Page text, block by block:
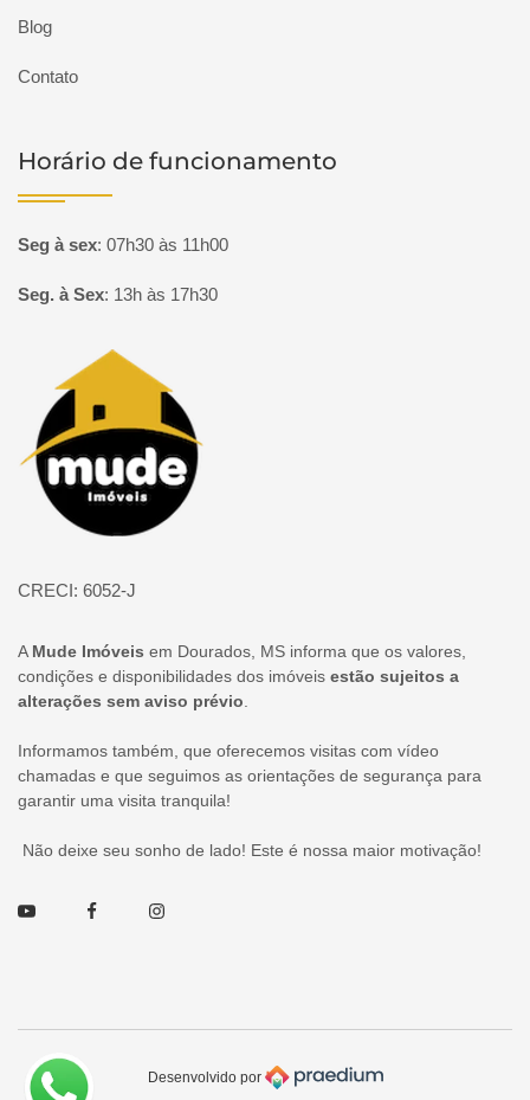
Blog
Contato
Horário de funcionamento
Seg à sex: 07h30 às 11h00
Seg. à Sex: 13h às 17h30
Página inicial
CRECI: 6052-J
A Mude Imóveis em Dourados, MS informa que os valores,
condições e disponibilidades dos imóveis estão sujeitos a
alterações sem aviso prévio
Informamos também, que oferecemos visitas com vídeo
chamadas e que seguimos as orientações de segurança para
garantir uma visita tranquila!
Não deixe seu sonho de lado! Este é nossa maior motivação!
Youtube FacebookInstagram
Desenvolvido por